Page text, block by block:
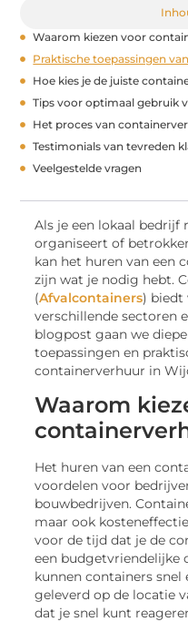
Waarom kiezen voor
Praktische toepassingen
Hoe kies je de juiste
Tips voor optimaal gebruik
Het proces van
Testimonials van tevreden
Veelgestelde vragen
Als je een lokaal bedrijf
organiseert of
kan het huren van een
zijn wat je nodig hebt.
(Afvalcontainers) biedt
verschillende sectoren
blogpost gaan we
toepassingen en
containerverhuur in
Waarom
Het huren van een
voordelen voor
bouwbedrijven.
maar ook
voor de tijd dat je de
een budgetvriendelijke
kunnen containers
geleverd op de locatie
dat je snel kunt